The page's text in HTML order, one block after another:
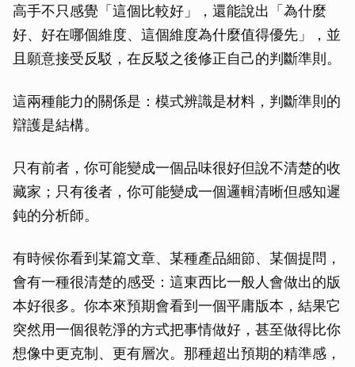
高手不只感覺「這個比較好」，還能說出「為什麼
好、好在哪個維度、這個維度為什麼值得優先」，並
且願意接受反駁，在反駁之後修正自己的判斷準則。
這兩種能力的關係是：模式辨識是材料，判斷準則的
辯護是結構。
只有前者，你可能變成一個品味很好但說不清楚的收
藏家；只有後者，你可能變成一個邏輯清晰但感知遲
鈍的分析師。
有時候你看到某篇文章、某種產品細節、某個提問，
會有一種很清楚的感受：這東西比一般人會做出的版
本好很多。你本來預期會看到一個平庸版本，結果它
突然用一個很乾淨的方式把事情做好，甚至做得比你
想像中更克制、更有層次。那種超出預期的精準感，